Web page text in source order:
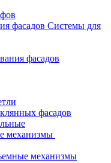
Системы для
фасадов
фасадов
механизмы
механизмы